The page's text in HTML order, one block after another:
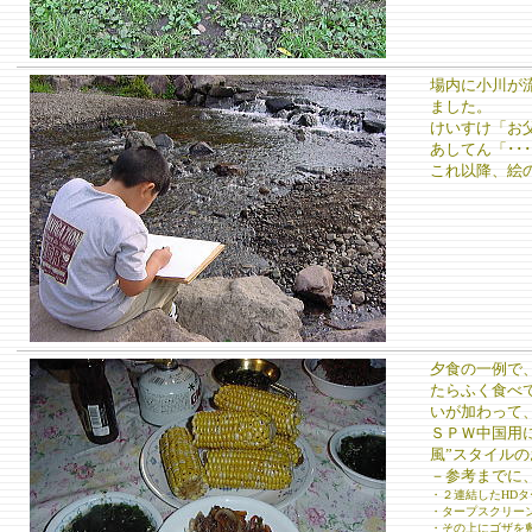
場内に小川が
ました。
けいすけ「お
あしてん「･･
これ以降、絵
夕食の一例で
たらふく食べ
いが加わって
ＳＰＷ中国用
風”スタイル
－参考までに
・２連結したHD
・タープスクリー
・その上にゴザを